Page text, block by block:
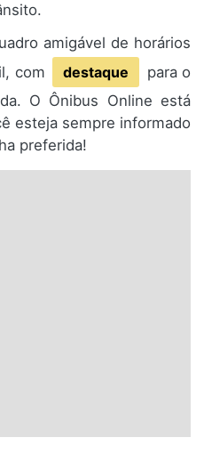
amigável de horários
com
destaque
para o
O Ônibus Online está
esteja sempre informado
preferida!